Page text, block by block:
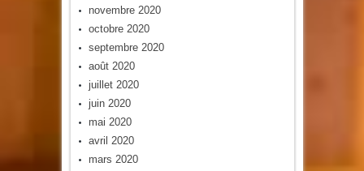
novembre 2020
octobre 2020
septembre 2020
août 2020
juillet 2020
juin 2020
mai 2020
avril 2020
mars 2020